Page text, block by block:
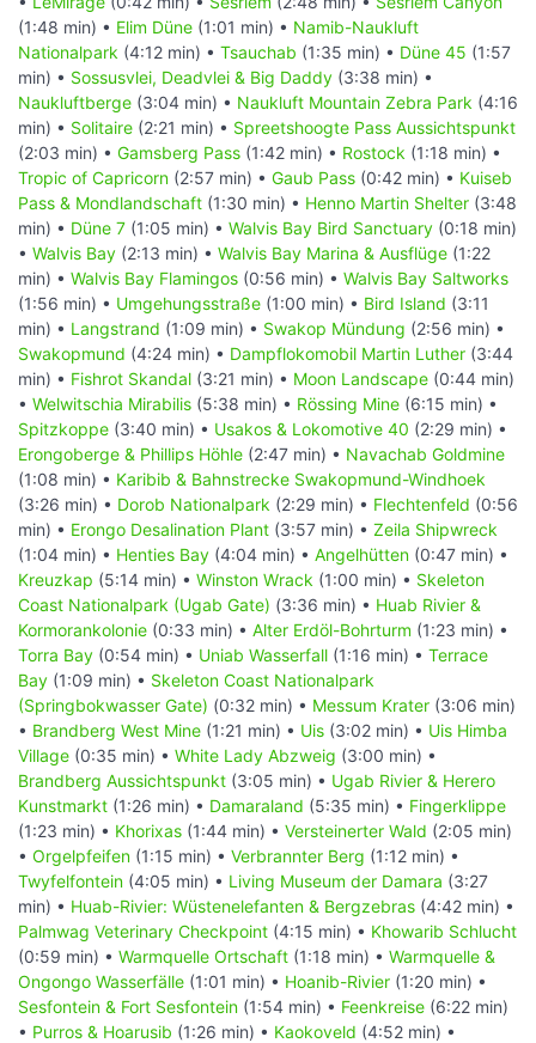
(1:48 min) • Elim Düne (1:01 min) • Namib-Naukluft
Nationalpark (4:12 min) • Tsauchab (1:35 min) • Düne 45 (1:57
min) • Sossusvlei, Deadvlei & Big Daddy (3:38 min) •
Naukluftberge (3:04 min) • Naukluft Mountain Zebra Park (4:16
min) • Solitaire (2:21 min) • Spreetshoogte Pass Aussichtspunkt
(2:03 min) • Gamsberg Pass (1:42 min) • Rostock (1:18 min) •
Tropic of Capricorn (2:57 min) • Gaub Pass (0:42 min) • Kuiseb
Pass & Mondlandschaft (1:30 min) • Henno Martin Shelter (3:48
min) • Düne 7 (1:05 min) • Walvis Bay Bird Sanctuary (0:18 min)
• Walvis Bay (2:13 min) • Walvis Bay Marina & Ausflüge (1:22
min) • Walvis Bay Flamingos (0:56 min) • Walvis Bay Saltworks
(1:56 min) • Umgehungsstraße (1:00 min) • Bird Island (3:11
min) • Langstrand (1:09 min) • Swakop Mündung (2:56 min) •
Swakopmund (4:24 min) • Dampflokomobil Martin Luther (3:44
min) • Fishrot Skandal (3:21 min) • Moon Landscape (0:44 min)
• Welwitschia Mirabilis (5:38 min) • Rössing Mine (6:15 min) •
Spitzkoppe (3:40 min) • Usakos & Lokomotive 40 (2:29 min) •
Erongoberge & Phillips Höhle (2:47 min) • Navachab Goldmine
(1:08 min) • Karibib & Bahnstrecke Swakopmund-Windhoek
(3:26 min) • Dorob Nationalpark (2:29 min) • Flechtenfeld (0:56
min) • Erongo Desalination Plant (3:57 min) • Zeila Shipwreck
(1:04 min) • Henties Bay (4:04 min) • Angelhütten (0:47 min) •
Kreuzkap (5:14 min) • Winston Wrack (1:00 min) • Skeleton
Coast Nationalpark (Ugab Gate) (3:36 min) • Huab Rivier &
Kormorankolonie (0:33 min) • Alter Erdöl-Bohrturm (1:23 min) •
Torra Bay (0:54 min) • Uniab Wasserfall (1:16 min) • Terrace
Bay (1:09 min) • Skeleton Coast Nationalpark
(Springbokwasser Gate) (0:32 min) • Messum Krater (3:06 min)
• Brandberg West Mine (1:21 min) • Uis (3:02 min) • Uis Himba
Village (0:35 min) • White Lady Abzweig (3:00 min) •
Brandberg Aussichtspunkt (3:05 min) • Ugab Rivier & Herero
Kunstmarkt (1:26 min) • Damaraland (5:35 min) • Fingerklippe
(1:23 min) • Khorixas (1:44 min) • Versteinerter Wald (2:05 min)
• Orgelpfeifen (1:15 min) • Verbrannter Berg (1:12 min) •
Twyfelfontein (4:05 min) • Living Museum der Damara (3:27
min) • Huab-Rivier: Wüstenelefanten & Bergzebras (4:42 min) •
Palmwag Veterinary Checkpoint (4:15 min) • Khowarib Schlucht
(0:59 min) • Warmquelle Ortschaft (1:18 min) • Warmquelle &
Ongongo Wasserfälle (1:01 min) • Hoanib-Rivier (1:20 min) •
Sesfontein & Fort Sesfontein (1:54 min) • Feenkreise (6:22 min)
• Purros & Hoarusib (1:26 min) • Kaokoveld (4:52 min) •